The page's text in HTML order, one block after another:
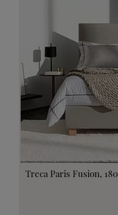
Treca Paris Fusion,